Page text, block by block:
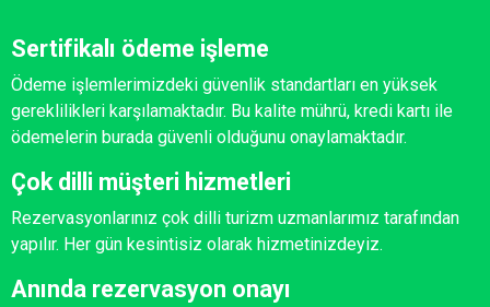
Sertifikalı ödeme işleme
Ödeme işlemlerimizdeki güvenlik standartları en yüksek
gereklilikleri karşılamaktadır. Bu kalite mührü, kredi kartı ile
ödemelerin burada güvenli olduğunu onaylamaktadır.
Çok dilli müşteri hizmetleri
Rezervasyonlarınız çok dilli turizm uzmanlarımız tarafından
yapılır. Her gün kesintisiz olarak hizmetinizdeyiz.
Anında rezervasyon onayı